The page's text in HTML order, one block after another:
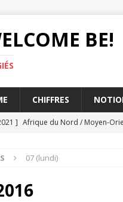
BE!
CHIFFRES
] Afrique du Nord / Moyen-
]
Les États doivent lutter
2021 ] Éthiopie, Le massacre de
07 (lundi)